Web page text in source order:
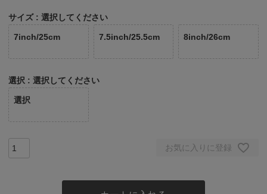
サイズ 選択してください
7inch/25cm 7.5inch/25.5cm 8inch/26cm
選択 選択してください
選択
お気に入りに登録